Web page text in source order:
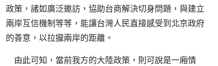
政策，諸如廣泛邀訪，協助台商解決切身問題，與建立
兩岸互信機制等等，能讓台灣人民直接感受到北京政府
的善意，以拉攏兩岸的距離。
由此可知，當前我方的大陸政策，則可說是一廂情